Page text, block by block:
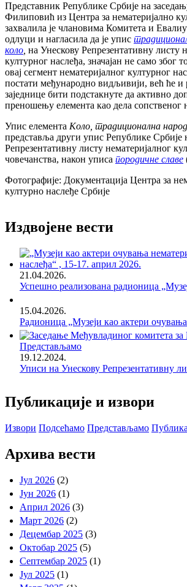
Представник Републике Србије на
Филиповић из Центра за нематеријално
захвалила је члановима Комитета и
одлуци и нагласила да је упис
коло на Унескову Репрезентативну листу
културног наслеђа, значајан не само због
овај сегмент нематеријалног културног
постати међународно видљивији, већ ће и
заједнице бити подстакнуте да активно
преношењу елемента као дела сопственог
Упис елемента Коло, традиционална
представља други упис Републике Србије
Репрезентативну листу нематеријалног
човечанства, након уписа породичне славе
Фотографије: Документација Центра за
културно наслеђе Србије
Издвојене вести
21.04.2026.
Успешно реализована радионица
15.04.2026.
Радионица „Музеји као актери
Представљамо
19.12.2024.
Уписи на Унескову Репрезентативну
Публикације и извори
Извори Подсећамо Представљамо
Архива вести
Јул 2026 (2)
Јун 2026 (1)
Април 2026 (3)
Март 2026 (2)
Децембар 2025 (3)
Октобар 2025 (5)
Септембар 2025 (1)
Јул 2025 (1)